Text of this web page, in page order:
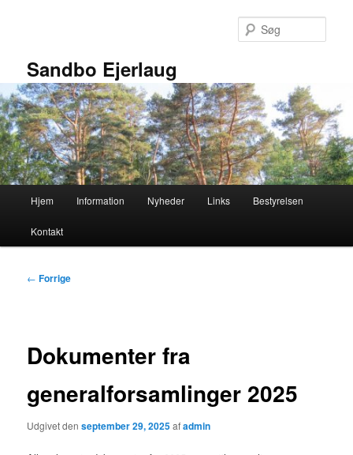
Sandbo Ejerlaug
Hjem Information Nyheder Links Bestyrelsen
Kontakt
Indlægsnavigation
← Forrige
Dokumenter fra
generalforsamlinger 2025
Udgivet denseptember 29, 2025afadmin